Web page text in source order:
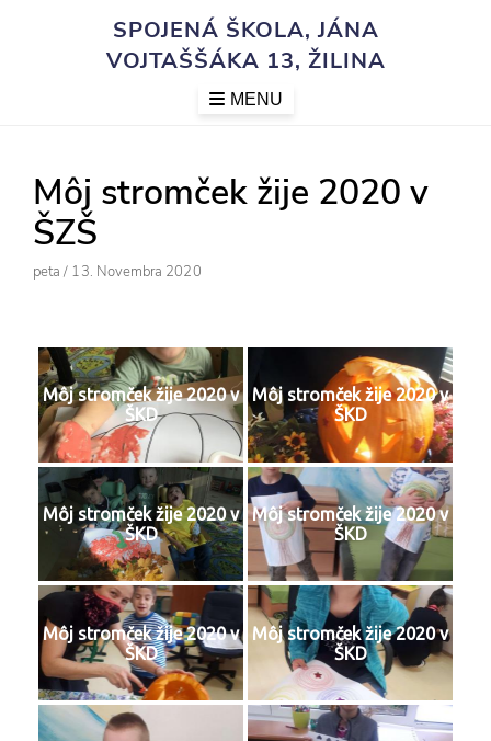
SPOJENÁ ŠKOLA, JÁNA
VOJTAŠŠÁKA 13, ŽILINA
MENU
Môj stromček žije 2020 v
ŠZŠ
Author
Peta / Posted
13. Novembra 2020
Môj stromček žije 2020 v
ŠKD
Môj stromček žije 2020 v
ŠKD
Môj stromček žije 2020 v
ŠKD
Môj stromček žije 2020 v
ŠKD
Môj stromček žije 2020 v
ŠKD
Môj stromček žije 2020 v
ŠKD